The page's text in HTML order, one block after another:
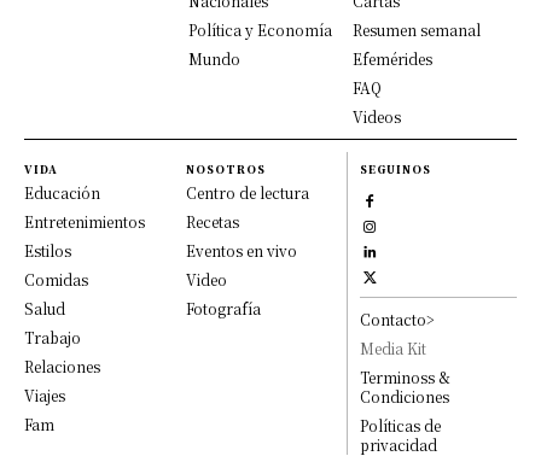
Política y Economía
Mundo
Resumen semanal
Efemérides
FAQ
Videos
VIDA
Educación
Entretenimientos
Estilos
Comidas
Salud
Trabajo
Relaciones
Viajes
Fam
NOSOTROS
Centro de lectura
Recetas
Eventos en vivo
Video
Fotografía
SEGUINOS
Contacto>
Media Kit
Terminoss &
Condiciones
Políticas de
privacidad